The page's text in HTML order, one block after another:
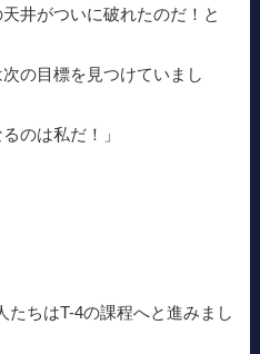
井がついに破れたのだ！と
の目標を見つけていまし
のは私だ！」
たちはT-4の課程へと進みまし